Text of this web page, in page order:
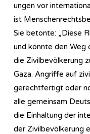
ungen vor
ist
Sie betonte: „Diese
und könnte den
die Zivilbevölkerung
Gaza. Angriffe auf
gerechtfertigt oder
alle gemeinsam
die Einhaltung der
der Zivilbevölkerung